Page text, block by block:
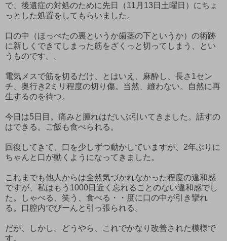
で、後遺症の対処のために先日（11月13日土曜日）にちょ
っとした処置をしてもらいました。
口の中（ほっぺたの裏というか歯茎の下というか）の術跡
に新しくできてしまった筋をざくっと切ってしまう、とい
うものです。。
電気メスで筋を切るだけ、とはいえ、麻酔し、長さ1セン
チ、奥行き2ミリ程度の切り傷。当然、縫わない。自然に再
生するのを待つ。
今日は5日目。痛みと腫れはだいぶ引いてきました。話すの
はできる。ご飯も食べられる。
回復してきて、口を少しずつ動かしていますが、2年ぶりに
ちゃんと口が動くようになってきました。
これまでも他人からは全然気づかれなかった程度の違和感
ですが、私はもう1000日近く忘れることのない違和感でし
た。しゃべる、笑う、食べる・・度に口の中が引き攣れ
る。口腔内でぴーんと引っ張られる。
だが、しかし。どうやら、これでかなり改善された模様で
す。